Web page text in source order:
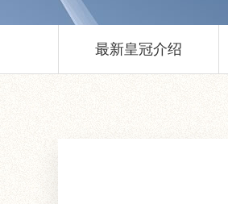
最新皇冠介绍